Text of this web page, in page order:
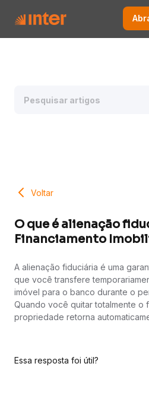
Voltar
O que é alienação
Financiamento
A alienação fiduciária é uma
que você transfere
imóvel para o banco durante o
Quando você quitar totalmente o
propriedade retorna
Essa resposta foi útil?